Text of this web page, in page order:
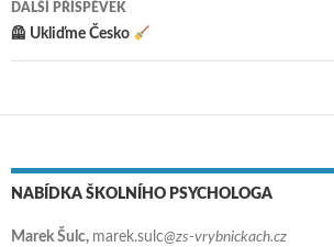
DALŠÍ PŘÍSPĚVEK
🦺 Ukliďme Česko
NABÍDKA ŠKOLNÍHO PSYCHOLOGA
Marek Šulc, marek.sulc@zs-vrybnickach.cz